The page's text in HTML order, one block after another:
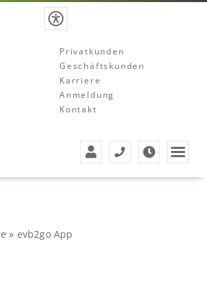
Privatkunden
Geschäftskunden
Karriere
Anmeldung
Kontakt
» evb2go App